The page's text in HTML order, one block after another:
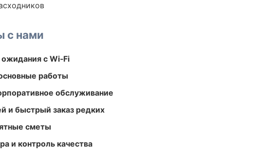
с нами
с Wi‑Fi
работы
обслуживание
и быстрый заказ редких
сметы
и контроль качества